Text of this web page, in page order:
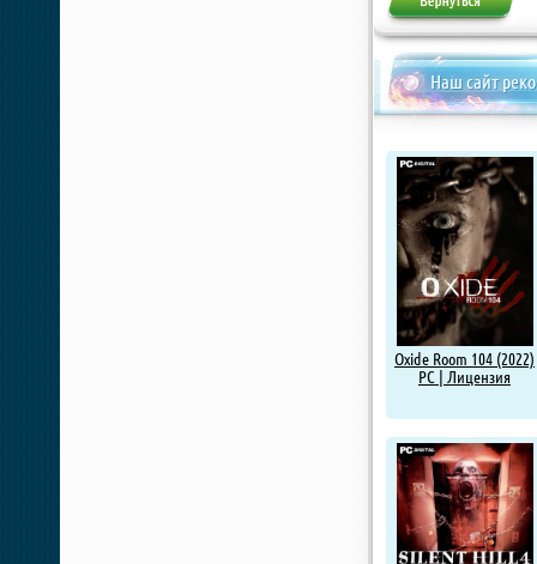
Наш сайт
Oxide Room 104 (2022)
PC | Лицензия